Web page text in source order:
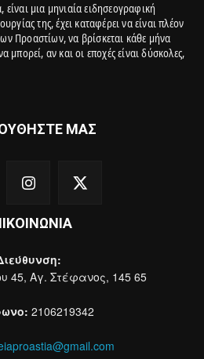
μια μηνιαία ειδησεογραφική
της, έχει καταφέρει να είναι πλέον
Προαστίων, να βρίσκεται κάθε μήνα
μπορεί, αν και οι εποχές είναι δύσκολες,
ΜΑΣ
45, Αγ. Στέφανος, 145 65
2106219342